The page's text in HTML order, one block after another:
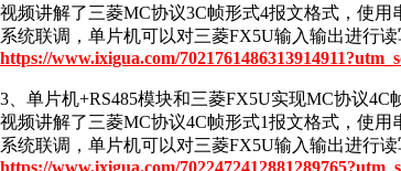
视频讲解了三菱MC协议3C帧形式4报文格式，使
系统联调，单片机可以对三菱FX5U输入输出进行读
https://www.ixigua.com/
3、单片机+RS485模块和三菱FX5U实现MC协议4C
视频讲解了三菱MC协议4C帧形式1报文格式，使
系统联调，单片机可以对三菱FX5U输入输出进行读
https://www.ixigua.com/